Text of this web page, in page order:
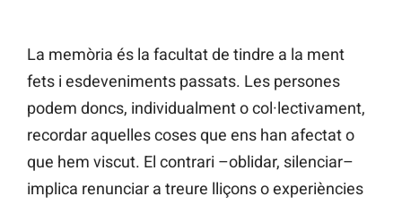
La memòria és la facultat de tindre a la ment
fets i esdeveniments passats. Les persones
podem doncs, individualment o col·lectivament,
recordar aquelles coses que ens han afectat o
que hem viscut. El contrari –oblidar, silenciar–
implica renunciar a treure lliçons o experiències